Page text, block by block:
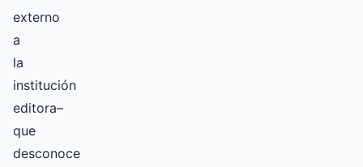
externo
a
la
institución
editora–
que
desconoce